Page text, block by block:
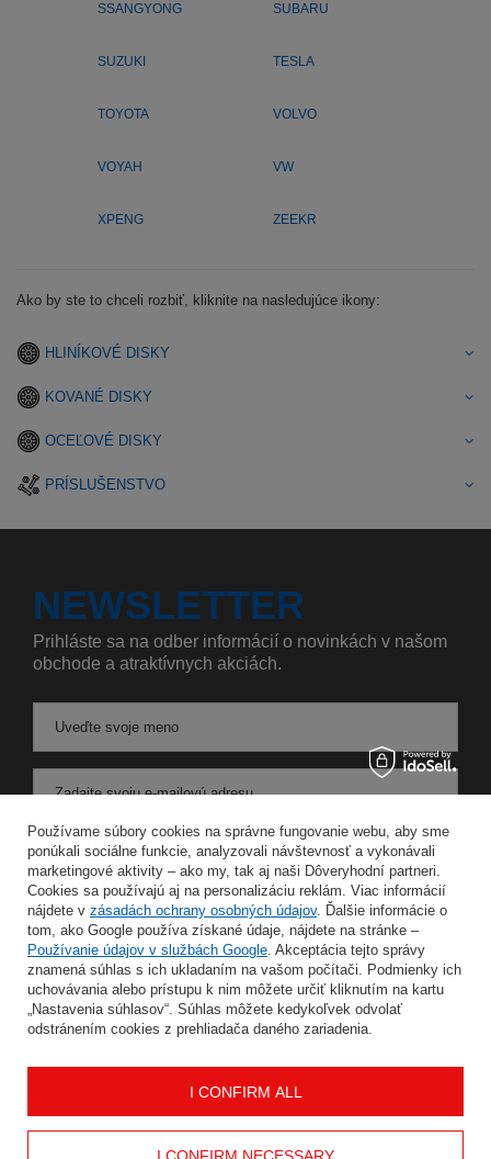
SSANGYONG SUBARU
SUZUKI TESLA
TOYOTA VOLVO
VOYAH VW
XPENG ZEEKR
Ako by ste to chceli rozbiť, kliknite na nasledujúce ikony:
HLINÍKOVÉ DISKY
KOVANÉ DISKY
OCEĽOVÉ DISKY
PRÍSLUŠENSTVO
NEWSLETTER
Prihláste sa na odber informácií o novinkách v našom
obchode a atraktívnych akciách.
Uveďte svoje meno
Zadajte svoju e-mailovú adresu
Súhlasím so spracovaním svojich osobných údajov na účely a v rozsahu služby Newsletter v
ULOŽIŤ
INFORMÁCIE
POMOC
Používame súbory cookies na správne fungovanie webu, aby sme
ponúkali sociálne funkcie, analyzovali návštevnosť a vykonávali
marketingové aktivity – ako my, tak aj naši Dôveryhodní partneri.
Cookies sa používajú aj na personalizáciu reklám. Viac informácií
nájdete v zásadách ochrany osobných údajov. Ďalšie informácie o
tom, ako Google používa získané údaje, nájdete na stránke –
Používanie údajov v službách Google. Akceptácia tejto správy
znamená súhlas s ich ukladaním na vašom počítači. Podmienky ich
uchovávania alebo prístupu k nim môžete určiť kliknutím na kartu
„Nastavenia súhlasov“. Súhlas môžete kedykoľvek odvolať
odstránením cookies z prehliadača daného zariadenia.
I CONFIRM NECESSARY
I CONFIRM ALL